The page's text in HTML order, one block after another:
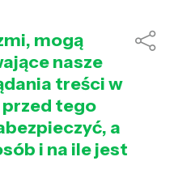
mogą
nasze
treści w
przed tego
a
i na ile jest